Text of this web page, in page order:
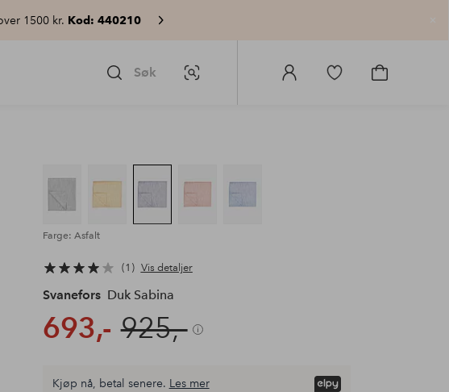
1500 kr. Kod: 440210
Søk Bildesøk
Logg
Gå
Gå
Farge: Asfalt
1 Vis detaljer
Svanefors Duk Sabina
693,- 925,-
Kjøp nå, betal senere. Les mer